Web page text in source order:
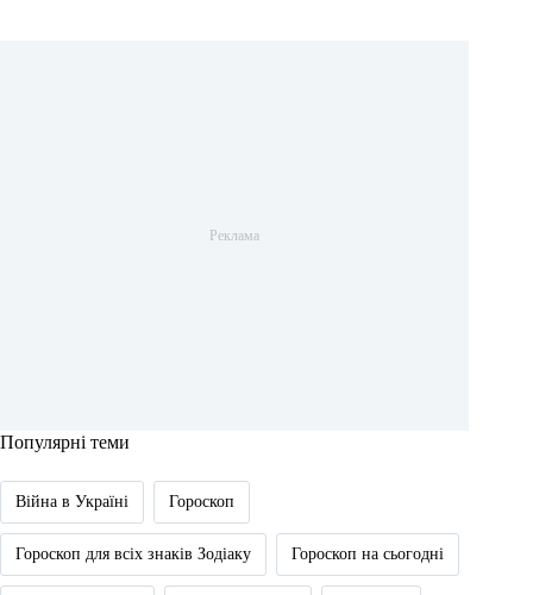
Популярні теми
Війна в Україні Гороскоп
Гороскоп для всіх знаків Зодіаку Гороскоп на сьогодні